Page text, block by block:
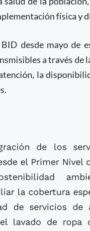
física y
desde mayo de
a través
la
de los
el Primer Nivel
la cobertura
de servicios de
lavado de ropa